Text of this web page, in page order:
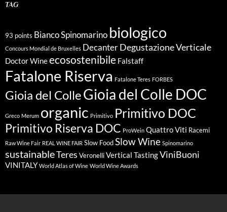
TAG
93 points Bianco Spinomarino biologico
Concours Mondial de Bruxelles DecanterDegustazione Verticale
Doctor Wineecosostenibile Falstaff
Fatalone Riserva Fatalone Teres FORBES
Gioia del ColleGioia del Colle DOC
Greco Merum organic Primitivo Primitivo DOC
Primitivo Riserva DOC ProWein Quattro Viti Racemi
Raw Wine Fair REAL WINE FAIR Slow FoodSlow Wine Spinomarino
sustainableTeres VeronelliVertical TastingViniBuoni
VINITALY World Atlas of Wine World Wine Awards